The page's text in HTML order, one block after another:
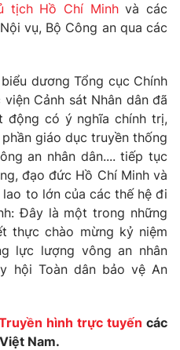
Podcast
tịch Hồ Chí Minhvà các
vụ, Bộ Công an qua các
dương Tổng cục Chính
Cảnh sát Nhân dân đã
động có ý nghĩa chính trị,
giáo dục truyền thống
an nhân dân.... tiếp tục
đạo đức Hồ Chí Minh và
to lớn của các thế hệ đi
Đây là một trong những
thực chào mừng kỷ niệm
lực lượng vông an nhân
hội Toàn dân bảo vệ An
hình trực tuyến các
Nam.